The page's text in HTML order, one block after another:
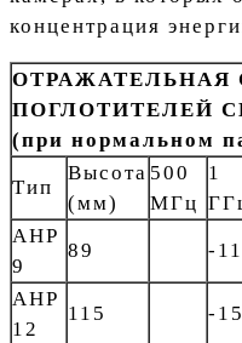
концентрация
ОТРАЖАТЕЛЬНАЯ
ПОГЛОТИТЕЛЕЙ
(при нормальном
Тип
Высота
(мм)
500
МГц
1
AHP
9
89 -11
AHP
12
115 -15